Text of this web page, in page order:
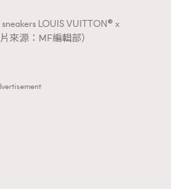
LOUIS VUITTON® x
來源：MF編輯部）